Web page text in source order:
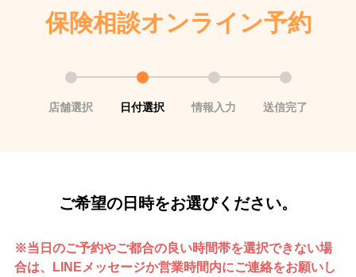
保険相談オンライン予約
店舗選択 日付選択 情報入力 送信完了
ご希望の日時をお選びください。
※当日のご予約やご都合の良い時間帯を選択できない場
合は、
LINEメッセージか営業時間内にご連絡をお願いし